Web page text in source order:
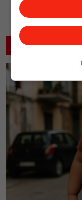
ARTICOLI